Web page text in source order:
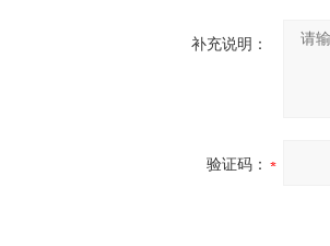
补充说明：
验证码：